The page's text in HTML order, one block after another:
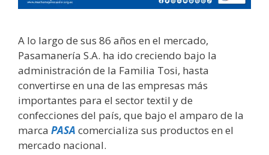
A lo largo de sus 86 años en el mercado,
Pasamanería S.A. ha ido creciendo bajo la
administración de la Familia Tosi, hasta
convertirse en una de las empresas más
importantes para el sector textil y de
confecciones del país, que bajo el amparo de la
marca PASA comercializa sus productos en el
mercado nacional.